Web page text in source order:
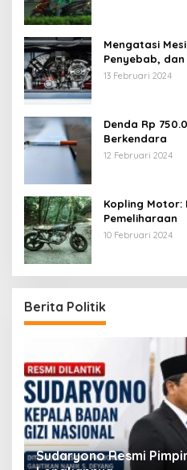
Mengatasi
Penyebab, dan
13 Februari 2024
Denda Rp
Berkendara
12 Februari 2024
Kopling Motor:
Pemeliharaan
10 Februari 2024
Berita Politik
Viral! Amien Rais